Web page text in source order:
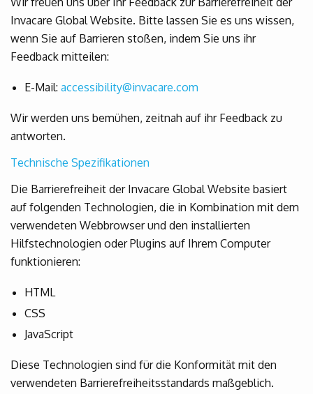
Invacare Global Website. Bitte lassen Sie es uns wissen,
wenn Sie auf Barrieren stoßen, indem Sie uns ihr
Feedback mitteilen:
E-Mail: accessibility@invacare.com
Wir werden uns bemühen, zeitnah auf ihr Feedback zu
antworten.
Technische Spezifikationen
Die Barrierefreiheit der Invacare Global Website basiert
auf folgenden Technologien, die in Kombination mit dem
verwendeten Webbrowser und den installierten
Hilfstechnologien oder Plugins auf Ihrem Computer
funktionieren:
HTML
CSS
JavaScript
Diese Technologien sind für die Konformität mit den
verwendeten Barrierefreiheitsstandards maßgeblich.